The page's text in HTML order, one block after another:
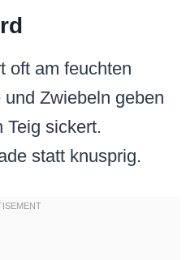
oft am feuchten
Zwiebeln geben
Teig sickert.
statt knusprig.